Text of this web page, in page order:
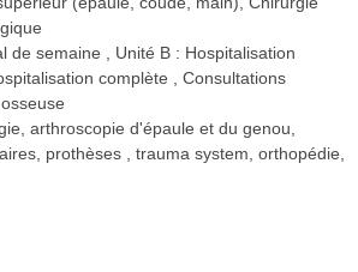
de semaine
Unité B : Hospitalisation
complète
Consultations
arthroscopie d'épaule et du genou,
prothèses , trauma system, orthopédie,